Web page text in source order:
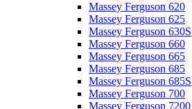
Massey Ferguson 620
Massey Ferguson 625
Massey Ferguson 630S
Massey Ferguson 660
Massey Ferguson 665
Massey Ferguson 685
Massey Ferguson 685S
Massey Ferguson 700
Massey Ferguson 7200